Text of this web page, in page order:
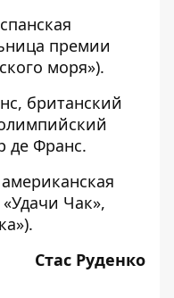
премии
моря»).
британский
де Франс.
Чак»,
Стас Руденко